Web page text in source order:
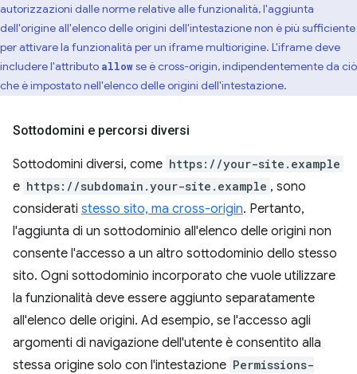
autorizzazioni dalle norme relative alle funzionalità, l'aggiunta
dell'origine all'elenco delle origini dell'intestazione non è più sufficiente
per attivare la funzionalità per un iframe multiorigine. L'iframe deve
includere l'attributo allowse è cross-origin, indipendentemente da ciò
che è impostato nell'elenco delle origini dell'intestazione.
Sottodomini e percorsi diversi
Sottodomini diversi, come https://your-site.example
e https://subdomain.your-site.example , sono
considerati stesso sito, ma cross-origin. Pertanto,
l'aggiunta di un sottodominio all'elenco delle origini non
consente l'accesso a un altro sottodominio dello stesso
sito. Ogni sottodominio incorporato che vuole utilizzare
la funzionalità deve essere aggiunto separatamente
all'elenco delle origini. Ad esempio, se l'accesso agli
argomenti di navigazione dell'utente è consentito alla
stessa origine solo con l'intestazione Permissions-